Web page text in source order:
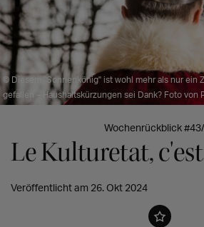
© Diesem "Sonnenkönig" ist wohl mehr als nur ein
gefallen – Haushaltskürzungen sei Dank? Foto von
Wochenrückblick
Le Kulturetat,
Veröffentlicht am 26. Okt 2024